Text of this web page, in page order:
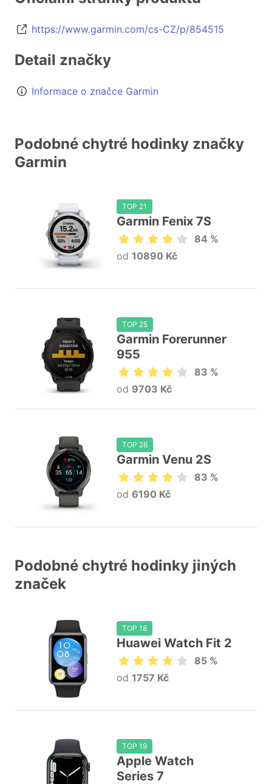
https://www.garmin.com/cs-CZ/p/854515
Detail značky
Informace o značce Garmin
Podobné chytré hodinky značky
Garmin
TOP 21
Garmin Fenix 7S
84 %
od 10890 Kč
TOP 25
Garmin Forerunner
955
83 %
od 9703 Kč
TOP 26
Garmin Venu 2S
83 %
od 6190 Kč
Podobné chytré hodinky jiných
značek
TOP 18
Huawei Watch Fit 2
85 %
od 1757 Kč
TOP 19
Apple Watch
Series 7